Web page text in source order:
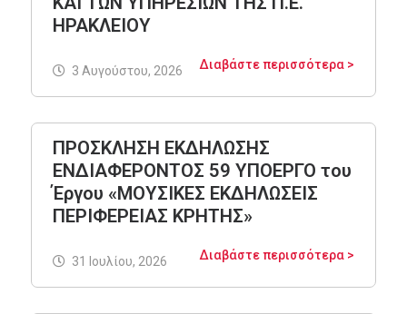
ΗΡΑΚΛΕΙΟΥ
Διαβάστε περισσότερα >
3 Αυγούστου, 2026
ΠΡΟΣΚΛΗΣΗ ΕΚΔΗΛΩΣΗΣ
ΕΝΔΙΑΦΕΡΟΝΤΟΣ 59 ΥΠΟΕΡΓΟ του
Έργου «ΜΟΥΣΙΚΕΣ ΕΚΔΗΛΩΣΕΙΣ
ΠΕΡΙΦΕΡΕΙΑΣ ΚΡΗΤΗΣ»
Διαβάστε περισσότερα >
31 Ιουλίου, 2026